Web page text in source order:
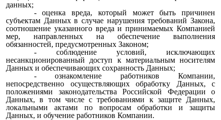
данных;
- оценка вреда, который может быть причинен
субъектам Данных в случае нарушения требований Закона,
соотношение указанного вреда и принимаемых Компанией
мер, направленных на обеспечение выполнения
обязанностей, предусмотренных Законом;
- соблюдение условий, исключающих
несанкционированный доступ к материальным носителям
Данных и обеспечивающих сохранность Данных;
- ознакомление работников Компании,
непосредственно осуществляющих обработку Данных, с
положениями законодательства Российской Федерации о
Данных, в том числе с требованиями к защите Данных,
локальными актами по вопросам обработки и защиты
Данных, и обучение работников Компании.